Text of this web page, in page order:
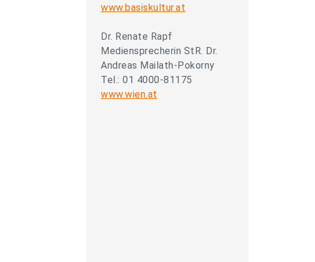
www.basiskultur.at
Dr. Renate Rapf
Mediensprecherin StR. Dr.
Andreas Mailath-Pokorny
Tel.: 01 4000-81175
www.wien.at